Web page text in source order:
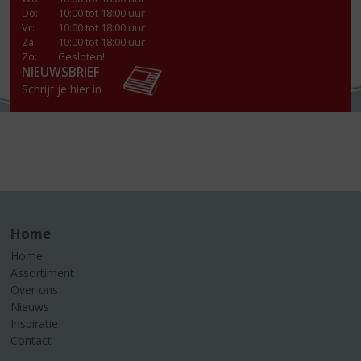
Do:
10:00 tot 18:00 uur
Vr:
10:00 tot 18:00 uur
Za:
10:00 tot 18:00 uur
Zo:
Gesloten!
NIEUWSBRIEF
Schrijf je hier in
Home
Home
Assortiment
Over ons
Nieuws
Inspiratie
Contact